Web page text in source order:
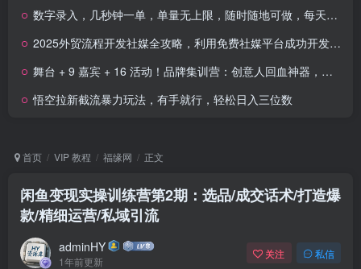
数字录入，几秒钟一单，单量无上限，随时随地可做，每天500+
2025外贸流程开发社媒全攻略，利用免费社媒平台成功开发过百位客户
舞台 + 9 嘉宾 + 16 活动！品牌集训营：创意人回血神器，带工具包走的那种
悟空拉新截流暴力玩法，有手就行，轻松日入三位数
首页 VIP 教程 福缘网 正文
闲鱼变现实操训练营第2期：选品/成交话术/打造爆
款/精细运营/私域引流
adminHY
1年前更新
关注 私信